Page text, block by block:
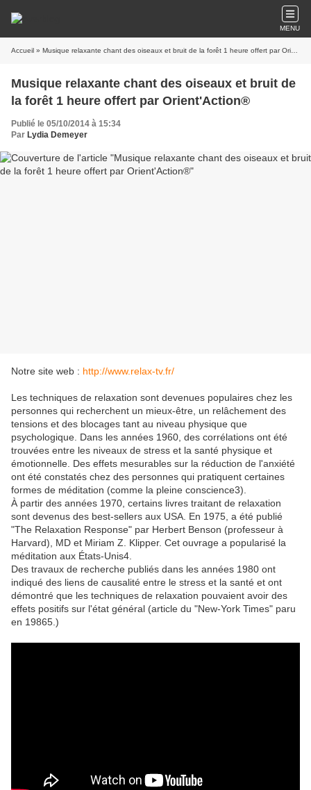
MENU
Accueil » Musique relaxante chant des oiseaux et bruit de la forêt 1 heure offert par Orient'Action®
Musique relaxante chant des oiseaux et bruit de
la forêt 1 heure offert par Orient'Action®
Publié le 05/10/2014 à 15:34
Par Lydia Demeyer
Notre site web : http://www.relax-tv.fr/
Les techniques de relaxation sont devenues populaires chez les
personnes qui recherchent un mieux-être, un relâchement des
tensions et des blocages tant au niveau physique que
psychologique. Dans les années 1960, des corrélations ont été
trouvées entre les niveaux de stress et la santé physique et
émotionnelle. Des effets mesurables sur la réduction de l'anxiété
ont été constatés chez des personnes qui pratiquent certaines
formes de méditation (comme la pleine conscience3).
À partir des années 1970, certains livres traitant de relaxation
sont devenus des best-sellers aux USA. En 1975, a été publié
"The Relaxation Response" par Herbert Benson (professeur à
Harvard), MD et Miriam Z. Klipper. Cet ouvrage a popularisé la
méditation aux États-Unis4.
Des travaux de recherche publiés dans les années 1980 ont
indiqué des liens de causalité entre le stress et la santé et ont
démontré que les techniques de relaxation pouvaient avoir des
effets positifs sur l'état général (article du "New-York Times" paru
en 19865.)